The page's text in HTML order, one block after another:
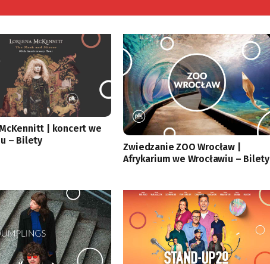
| koncert we
– Bilety
Zwiedzanie ZOO Wrocław |
Afrykarium we Wrocławiu – Bilety